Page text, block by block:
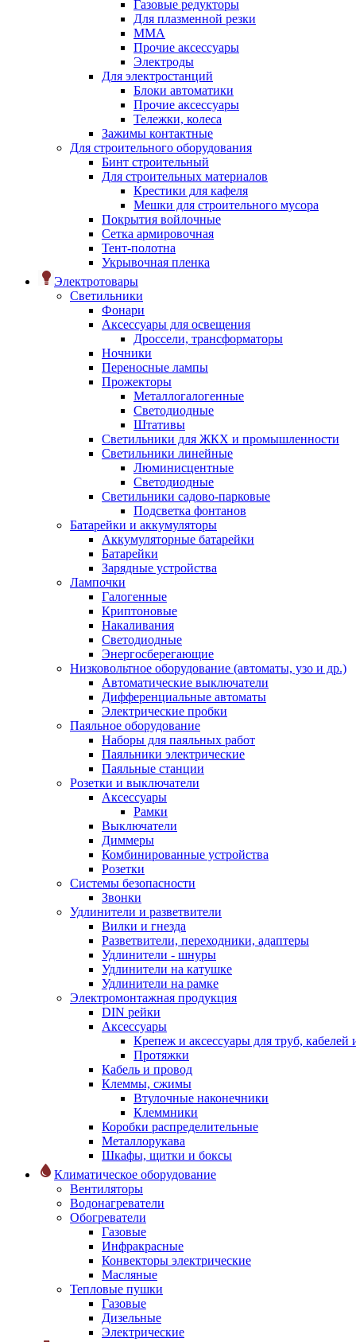
Газовые редукторы
Для плазменной резки
ММА
Прочие аксессуары
Электроды
Для электростанций
Блоки автоматики
Прочие аксессуары
Тележки, колеса
Зажимы контактные
Для строительного оборудования
Бинт строительный
Для строительных материалов
Крестики для кафеля
Мешки для строительного мусора
Покрытия войлочные
Сетка армировочная
Тент-полотна
Укрывочная пленка
Электротовары
Светильники
Фонари
Аксессуары для освещения
Дроссели, трансформаторы
Ночники
Переносные лампы
Прожекторы
Металлогалогенные
Светодиодные
Штативы
Светильники для ЖКХ и промышленности
Светильники линейные
Люминисцентные
Светодиодные
Светильники садово-парковые
Подсветка фонтанов
Батарейки и аккумуляторы
Аккумуляторные батарейки
Батарейки
Зарядные устройства
Лампочки
Галогенные
Криптоновые
Накаливания
Светодиодные
Энергосберегающие
Низковольтное оборудование (автоматы, узо и др.)
Автоматические выключатели
Дифференциальные автоматы
Электрические пробки
Паяльное оборудование
Наборы для паяльных работ
Паяльники электрические
Паяльные станции
Розетки и выключатели
Аксессуары
Рамки
Выключатели
Диммеры
Комбинированные устройства
Розетки
Системы безопасности
Звонки
Удлинители и разветвители
Вилки и гнезда
Разветвители, переходники, адаптеры
Удлинители - шнуры
Удлинители на катушке
Удлинители на рамке
Электромонтажная продукция
DIN рейки
Аксессуары
Крепеж и аксессуары для труб, кабелей
Протяжки
Кабель и провод
Клеммы, сжимы
Втулочные наконечники
Клеммники
Коробки распределительные
Металлорукава
Шкафы, щитки и боксы
Климатическое оборудование
Вентиляторы
Водонагреватели
Обогреватели
Газовые
Инфракрасные
Конвекторы электрические
Масляные
Тепловые пушки
Газовые
Дизельные
Электрические